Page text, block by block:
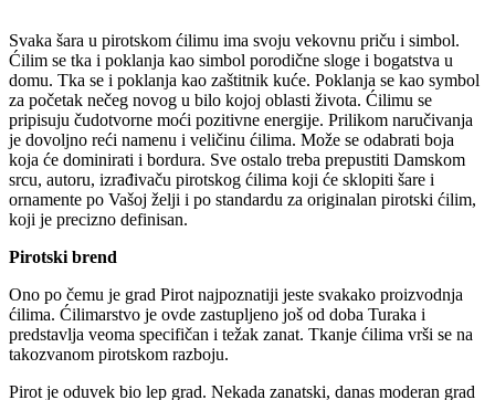
Svaka šara u pirotskom ćilimu ima svoju vekovnu priču i simbol.
Ćilim se tka i poklanja kao simbol porodične sloge i bogatstva u
domu. Tka se i poklanja kao zaštitnik kuće. Poklanja se kao symbol
za početak nečeg novog u bilo kojoj oblasti života. Ćilimu se
pripisuju čudotvorne moći pozitivne energije. Prilikom naručivanja
je dovoljno reći namenu i veličinu ćilima. Može se odabrati boja
koja će dominirati i bordura. Sve ostalo treba prepustiti Damskom
srcu, autoru, izrađivaču pirotskog ćilima koji će sklopiti šare i
ornamente po Vašoj želji i po standardu za originalan pirotski ćilim,
Ono po čemu je grad Pirot najpoznatiji jeste svakako proizvodnja
ćilima. Ćilimarstvo je ovde zastupljeno još od doba Turaka i
predstavlja veoma specifičan i težak zanat. Tkanje ćilima vrši se na